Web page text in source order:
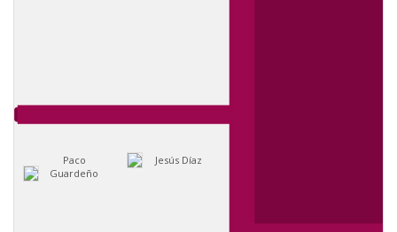
Paco
Guardeño
Jesús Díaz